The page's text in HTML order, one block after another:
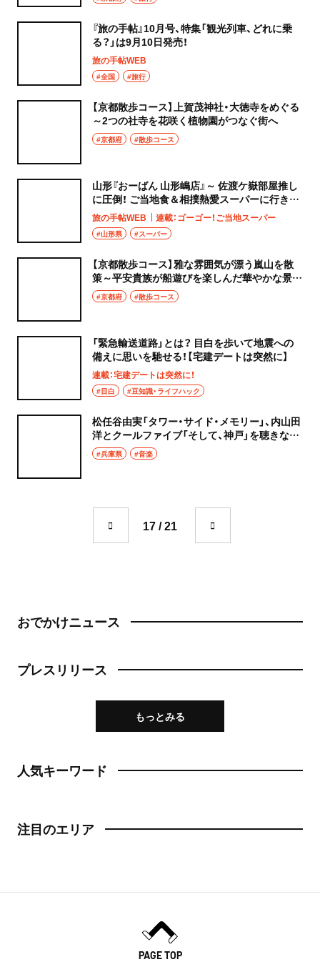
『旅の手帖』10月号、特集「観光列車、どれに乗
る？」は9月10日発売！
旅の手帖WEB
#全国 #旅行
【京都散歩コース】上賀茂神社・大徳寺をめぐる
～2つの社寺を花咲く植物園がつなぐ街へ
#京都府 #散歩コース
山形『おーばん 山形嶋店』～ 佐渡ケ嶽部屋推し
に圧倒！ ご当地食＆相撲熱愛スーパーに行きた
い～
旅の手帖WEB 連載：ゴーゴー！ご当地スーパー
#山形県 #スーパー
【京都散歩コース】雅な雰囲気が漂う嵐山を散
策～平安貴族が船遊びを楽しんだ華やかな景勝
地#京都府 #散歩コース
「緊急輸送道路」とは？ 目白を歩いて地震への
備えに思いを馳せる！【宅建デートは突然に】
連載：宅建デートは突然に！
#目白 #豆知識・ライフハック
松任谷由実「タワー・サイド・メモリー」、内山田
洋とクールファイブ「そして、神戸」を聴きなが
ら神戸を歩く【街の歌が聴こえる・神戸編】
#兵庫県 #音楽
17 / 21
おでかけニュース
プレスリリース
もっとみる
人気キーワード
注目のエリア
PAGE TOP